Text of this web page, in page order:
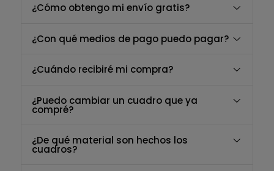
¿Cómo obtengo mi envío gratis?
¿Con qué medios de pago puedo pagar?
¿Cuándo recibiré mi compra?
¿Puedo cambiar un cuadro que ya
compré?
¿De qué material son hechos los
cuadros?